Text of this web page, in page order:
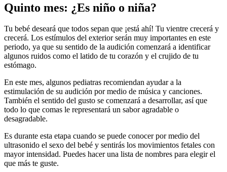
Quinto mes: ¿Es niño o niña?
Tu bebé deseará que todos sepan que ¡está ahí! Tu vientre crecerá y
crecerá. Los estímulos del exterior serán muy importantes en este
periodo, ya que su sentido de la audición comenzará a identificar
algunos ruidos como el latido de tu corazón y el crujido de tu
estómago.
En este mes, algunos pediatras recomiendan ayudar a la
estimulación de su audición por medio de música y canciones.
También el sentido del gusto se comenzará a desarrollar, así que
todo lo que comas le representará un sabor agradable o
desagradable.
Es durante esta etapa cuando se puede conocer por medio del
ultrasonido el sexo del bebé y sentirás los movimientos fetales con
mayor intensidad. Puedes hacer una lista de nombres para elegir el
que más te guste.